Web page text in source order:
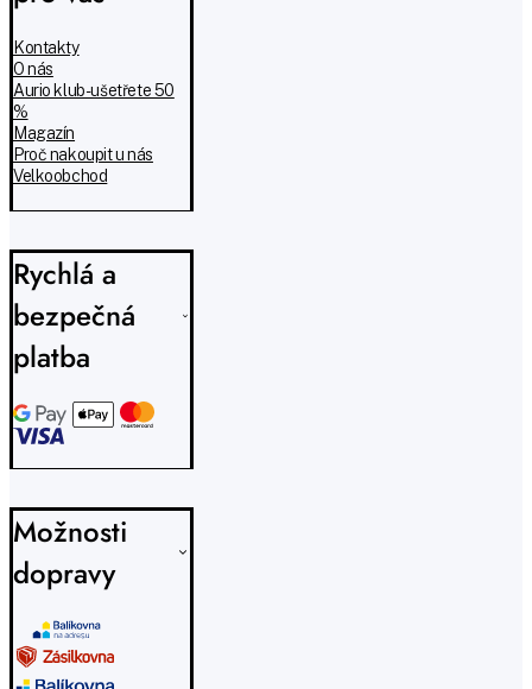
Kontakty
O nás
Aurio klub - ušetřete 50
%
Magazín
Proč nakoupit u nás
Velkoobchod
Rychlá a
bezpečná
platba
Možnosti
dopravy